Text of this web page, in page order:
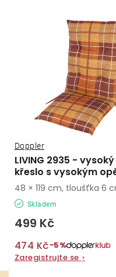
o
d
u
k
t
ů
LIVING 2935 -
křeslo s vysokým
Doppler
Skladem
499 Kč
474 Kč−5%
Zaregistrujte se ›
48 × 119 cm, tloušťka 6